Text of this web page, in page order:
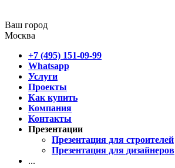
Ваш город
Москва
+7 (495) 151-09-99
Whatsapp
Услуги
Проекты
Как купить
Компания
Контакты
Презентации
Презентация для строителей
Презентация для дизайнеров
...